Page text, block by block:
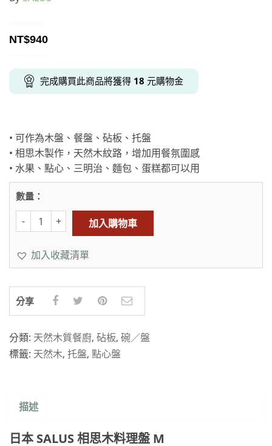
NT$940
完成購買此商品將獲得 18 元購物金
• 可作為木盤、餐盤、砧板、托盤
• 相思木製作，天然木紋路，增加用餐氛圍感
• 水果、點心、三明治、麵包、蛋糕都可以用
數量：
加入購物車
加入收藏清單
分享
分類: 天然木質餐廚, 砧板, 碗／盤
標籤: 天然木, 托盤, 點心盤
描述
日本 SALUS 相思木料理盤 M